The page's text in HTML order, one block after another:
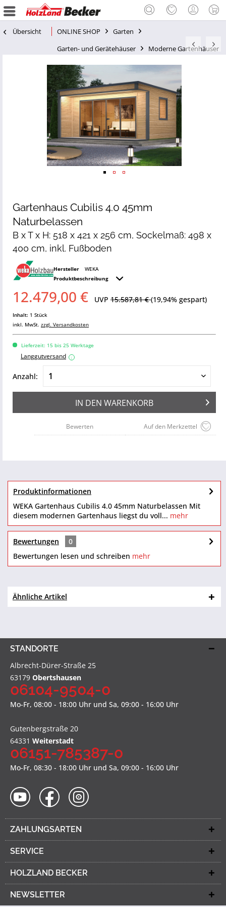
Übersicht ONLINE SHOP
Garten
Garten- und Gerätehäuser
Moderne Gartenhäuser
Gartenhaus Cubilis 4.0 45mm
Naturbelassen
B x T x H: 518 x 421 x 256 cm, Sockelmaß: 498 x
400 cm, inkl. Fußboden
Hersteller
WEKA
Produktbeschreibung
12.479,00 € UVP 15.587,81 €(19,94% gespart)
Inhalt: 1 Stück
inkl. MwSt. zzgl. Versandkosten
Lieferzeit: 15 bis 25 Werktage
Langgutversand i
Anzahl:
IN DEN WARENKORB
Auf den Merkzettel
Bewerten
Produktinformationen
WEKA Gartenhaus Cubilis 4.0 45mm Naturbelassen Mit
diesem modernen Gartenhaus liegst du voll... mehr
Bewertungen
0
Bewertungen lesen und schreiben mehr
Ähnliche Artikel
STANDORTE
Albrecht-Dürer-Straße 25
63179 Obertshausen
06104-9504-0
Mo-Fr, 08:00 - 18:00 Uhr und Sa, 09:00 - 16:00 Uhr
Gutenbergstraße 20
64331 Weiterstadt
06151-785387-0
Mo-Fr, 08:30 - 18:00 Uhr und Sa, 09:00 - 16:00 Uhr
ZAHLUNGSARTEN
SERVICE
HOLZLAND BECKER
NEWSLETTER